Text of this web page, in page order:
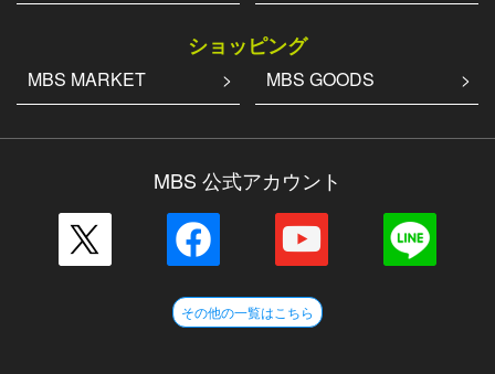
ショッピング
MBS MARKET MBS GOODS
MBS 公式アカウント
その他の一覧はこちら